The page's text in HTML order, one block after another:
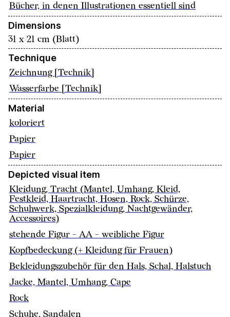
Bücher, in denen Illustrationen essentiell sind
Dimensions
31 x 21 cm (Blatt)
Technique
Zeichnung [Technik]
Wasserfarbe [Technik]
Material
koloriert
Papier
Papier
Depicted visual item
Kleidung, Tracht (Mantel, Umhang, Kleid,
Festkleid, Haartracht, Hosen, Rock, Schürze,
Schuhwerk, Spezialkleidung, Nachtgewänder,
Accessoires)
stehende Figur - AA - weibliche Figur
Kopfbedeckung (+ Kleidung für Frauen)
Bekleidungszubehör für den Hals, Schal, Halstuch
Jacke, Mantel, Umhang, Cape
Rock
Schuhe, Sandalen